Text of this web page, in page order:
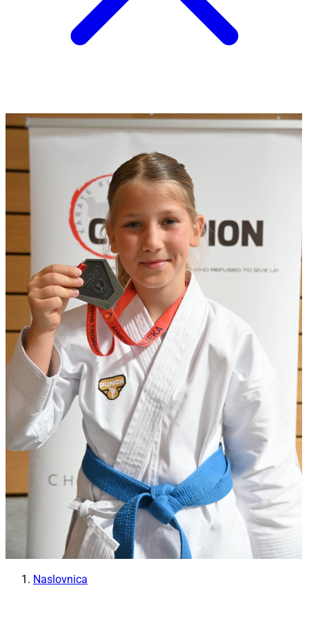
Naslovnica